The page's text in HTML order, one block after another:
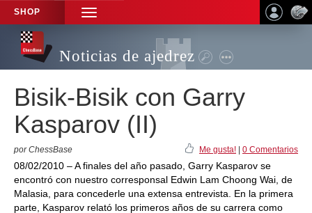
SHOP
TOGGLE
NAVIGATION
Noticias de ajedrez
Bisik-Bisik con Garry
Kasparov (II)
por ChessBase Me gusta! 0 Comentarios
08/02/2010 – A finales del año pasado, Garry Kasparov se
encontró con nuestro corresponsal Edwin Lam Choong Wai, de
Malasia, para concederle una extensa entrevista. En la primera
parte, Kasparov relató los primeros años de su carrera como